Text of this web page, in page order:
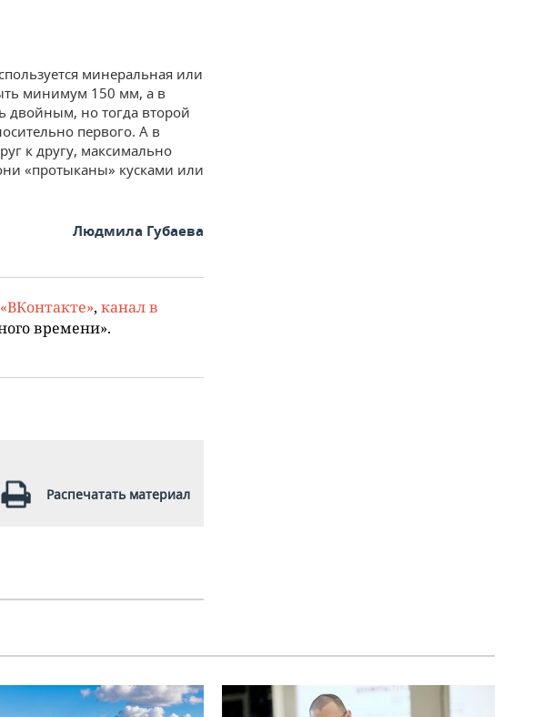
минеральная или
минимум 150 мм, а в
двойным, но тогда второй
первого. А в
к другу, максимально
«протыканы» кусками или
Людмила Губаева
, канал в
времени».
Распечатать материал